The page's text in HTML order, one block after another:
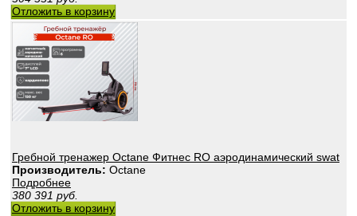
Отложить в корзину
Гребной тренажер Octane Фитнес RO аэродинамический swat
Производитель: Octane
Подробнее
380 391 руб.
Отложить в корзину